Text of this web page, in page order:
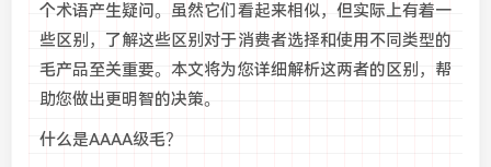
个术语产生疑问。虽然它们看起来相似，但实际上有着一
些区别，了解这些区别对于消费者选择和使用不同类型的
毛产品至关重要。本文将为您详细解析这两者的区别，帮
助您做出更明智的决策。
什么是AAAA级毛？